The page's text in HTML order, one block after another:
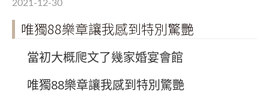
2021-12-30
唯獨88樂章讓我感到特別驚艷
當初大概爬文了幾家婚宴會館
唯獨88樂章讓我感到特別驚艷